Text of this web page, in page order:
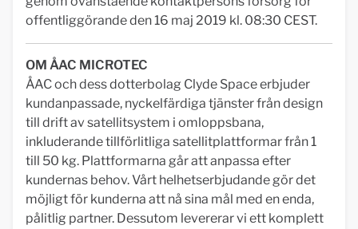
offentliggörande den 16 maj 2019 kl. 08:30 CEST.
OM ÅAC MICROTEC
ÅAC och dess dotterbolag Clyde Space erbjuder
kundanpassade, nyckelfärdiga tjänster från design
till drift av satellitsystem i omloppsbana,
inkluderande tillförlitliga satellitplattformar från 1
till 50 kg. Plattformarna går att anpassa efter
kundernas behov. Vårt helhetserbjudande gör det
möjligt för kunderna att nå sina mål med en enda,
pålitlig partner. Dessutom levererar vi ett komplett